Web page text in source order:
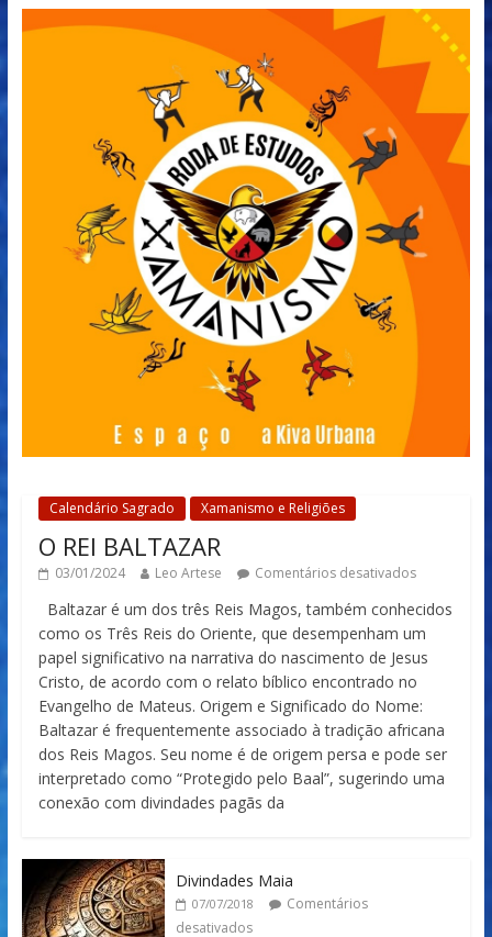
Calendário Sagrado Xamanismo e Religiões
O REI BALTAZAR
03/01/2024 Leo Artese Comentários desativados
Baltazar é um dos três Reis Magos, também conhecidos
como os Três Reis do Oriente, que desempenham um
papel significativo na narrativa do nascimento de Jesus
Cristo, de acordo com o relato bíblico encontrado no
Evangelho de Mateus. Origem e Significado do Nome:
Baltazar é frequentemente associado à tradição africana
dos Reis Magos. Seu nome é de origem persa e pode ser
interpretado como “Protegido pelo Baal”, sugerindo uma
conexão com divindades pagãs da
Divindades Maia
07/07/2018
Comentários
desativados